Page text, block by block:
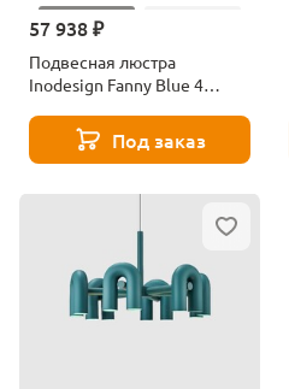
57 938 ₽
Подвесная люстра
Inodesign Fanny Blue 4
Под заказ